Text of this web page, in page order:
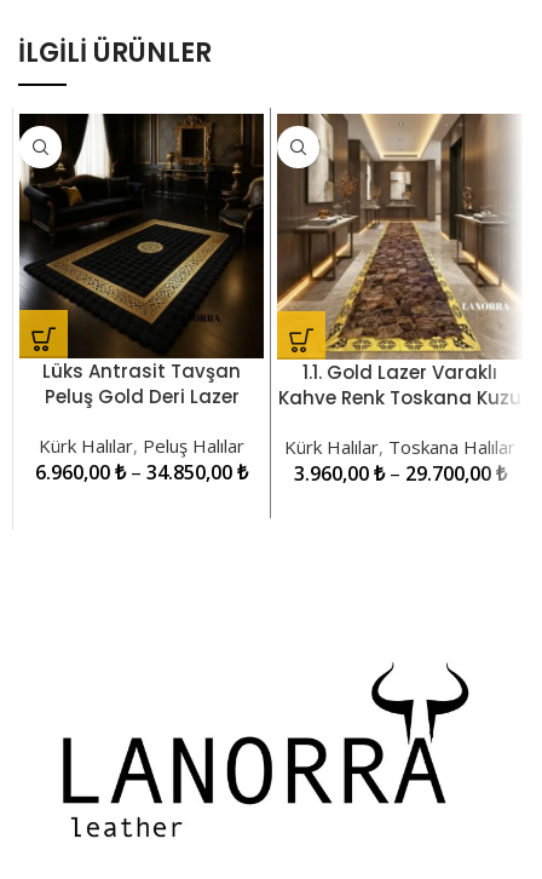
İLGILI ÜRÜNLER
Lüks Antrasit Tavşan
Peluş Gold Deri Lazer
Kürk Halılar, Peluş Halılar
6.960,00₺ – 34.850,00₺
1.1. Gold Lazer Varaklı
Kahve Renk Toskana Kuzu
LNRPW001412
Kürk Halılar, Toskana Halılar
3.960,00₺ – 29.700,00₺